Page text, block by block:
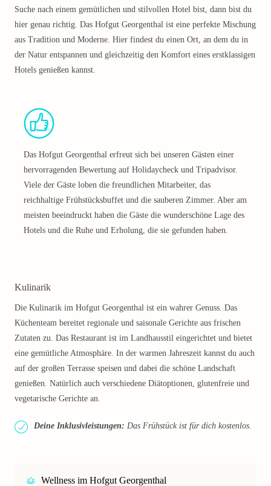
Suche nach einem gemütlichen und stilvollen Hotel bist, dann bist du
hier genau richtig. Das Hofgut Georgenthal ist eine perfekte Mischung
aus Tradition und Moderne. Hier findest du einen Ort, an dem du in
der Natur entspannen und gleichzeitig den Komfort eines erstklassigen
Hotels genießen kannst.
Das Hofgut Georgenthal erfreut sich bei unseren Gästen einer
hervorragenden Bewertung auf Holidaycheck und Tripadvisor.
Viele der Gäste loben die freundlichen Mitarbeiter, das
reichhaltige Frühstücksbuffet und die sauberen Zimmer. Aber am
meisten beeindruckt haben die Gäste die wunderschöne Lage des
Hotels und die Ruhe und Erholung, die sie gefunden haben.
Kulinarik
Die Kulinarik im Hofgut Georgenthal ist ein wahrer Genuss. Das
Küchenteam bereitet regionale und saisonale Gerichte aus frischen
Zutaten zu. Das Restaurant ist im Landhausstil eingerichtet und bietet
eine gemütliche Atmosphäre. In der warmen Jahreszeit kannst du auch
auf der großen Terrasse speisen und dabei die schöne Landschaft
genießen. Natürlich auch verschiedene Diätoptionen, glutenfreie und
vegetarische Gerichte an.
Deine Inklusivleistungen: Das Frühstück ist für dich kostenlos.
Wellness im Hofgut Georgenthal